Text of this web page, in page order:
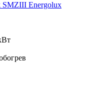
SMZIII Energolux